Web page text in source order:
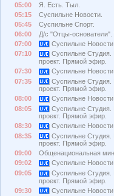
05:00
Я. Есть. Тыл.
05:15
Суспильне Новости.
05:45
Суспильне Спорт.
06:00
Д/с "Отцы-основатели".
07:00
Суспильне
07:10
Суспильне
проект. Прямой эфир.
07:30
Суспильне
07:35
Суспильне
проект. Прямой эфир.
08:00
Суспильне
08:05
Суспильне
проект. Прямой эфир.
08:30
Суспильне
08:35
Суспильне
проект. Прямой эфир.
09:00
Общенациональная
09:02
Суспильне
09:05
Суспильне
проект. Прямой эфир.
09:30
Суспильне